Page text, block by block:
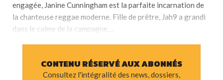
engagée, Janine Cunningham est la parfaite incarnation de
la chanteuse reggae moderne. Fille de prêtre, Jah9 a grandi
dans le calme de la campagne,...
CONTENU RÉSERVÉ AUX ABONNÉS
Consultez l'intégralité des news, dossiers,